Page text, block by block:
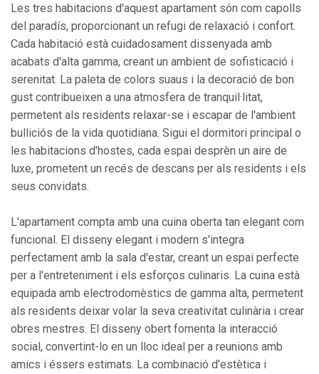
Les tres habitacions d'aquest apartament són com capolls
del paradís, proporcionant un refugi de relaxació i confort.
Cada habitació està cuidadosament dissenyada amb
acabats d'alta gamma, creant un ambient de sofisticació i
serenitat. La paleta de colors suaus i la decoració de bon
gust contribueixen a una atmosfera de tranquil·litat,
permetent als residents relaxar-se i escapar de l'ambient
bulliciós de la vida quotidiana. Sigui el dormitori principal o
les habitacions d'hostes, cada espai desprèn un aire de
luxe, prometent un recés de descans per als residents i els
seus convidats.
L'apartament compta amb una cuina oberta tan elegant com
funcional. El disseny elegant i modern s'integra
perfectament amb la sala d'estar, creant un espai perfecte
per a l'entreteniment i els esforços culinaris. La cuina està
equipada amb electrodomèstics de gamma alta, permetent
als residents deixar volar la seva creativitat culinària i crear
obres mestres. El disseny obert fomenta la interacció
social, convertint-lo en un lloc ideal per a reunions amb
amics i éssers estimats. La combinació d'estètica i
Tècniques i funcionals
Sempre activades
Aquest lloc web utilitza cookies pròpies per recopilar
informació amb la finalitat de millorar els nostres serveis.
Si continua navegant, suposa l'acceptació de la instal·lació
navegador podent, si així ho desitja, impedir que siguin
instal·lades al disc dur, encara que haurà de tenir en
compte que aquesta acció podrà ocasionar dificultats de
navegació de la pàgina web.